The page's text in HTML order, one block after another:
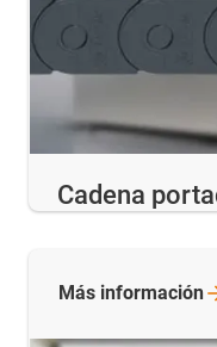
Cadena
Más información